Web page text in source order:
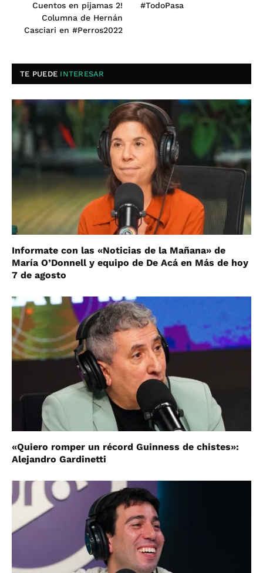
Cuentos en pijamas 2!
Columna de Hernán
Casciari en #Perros2022
#TodoPasa
TE PUEDE INTERESAR
Informate con las «Noticias de la Mañana» de
María O’Donnell y equipo de De Acá en Más de hoy
7 de agosto
«Quiero romper un récord Guinness de chistes»:
Alejandro Gardinetti